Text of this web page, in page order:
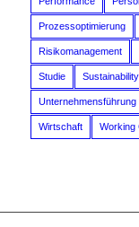
Prozessoptimierung
Risikomanagement
Studie Sustainability
Unternehmensführung
Wirtschaft Working